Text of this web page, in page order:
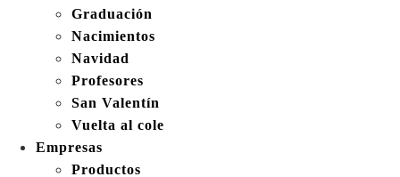
Graduación
Nacimientos
Navidad
Profesores
San Valentín
Vuelta al cole
Empresas
Productos